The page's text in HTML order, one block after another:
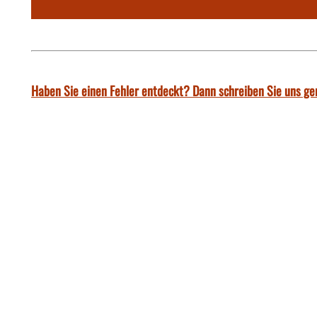
Haben Sie einen Fehler entdeckt? Dann schreiben Sie uns